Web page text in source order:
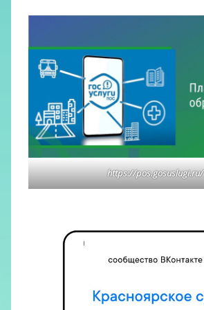
https://pos.gosuslugi.ru/